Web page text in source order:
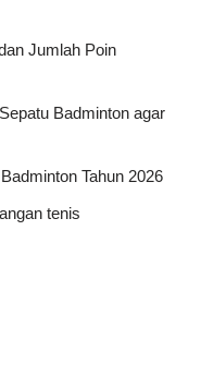
Jumlah Poin
Badminton agar
Tahun 2026
tenis